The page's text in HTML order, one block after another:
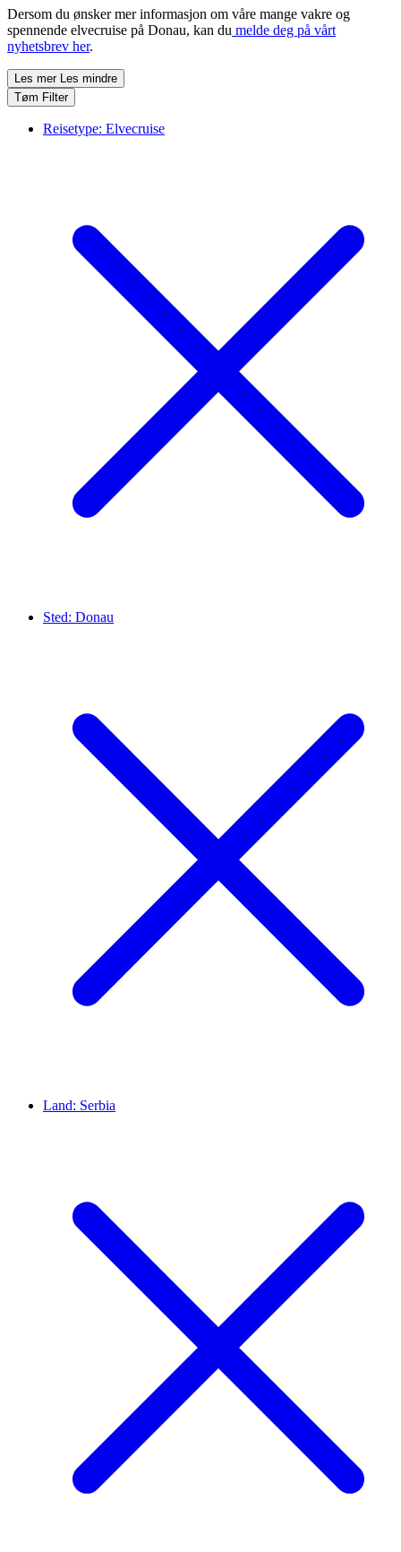
Dersom du ønsker mer informasjon om våre mange vakre og
spennende elvecruise på Donau, kan du melde deg på vårt
nyhetsbrev her.
Les mer Les mindre
Tøm Filter
Reisetype: Elvecruise
Sted: Donau
Land: Serbia